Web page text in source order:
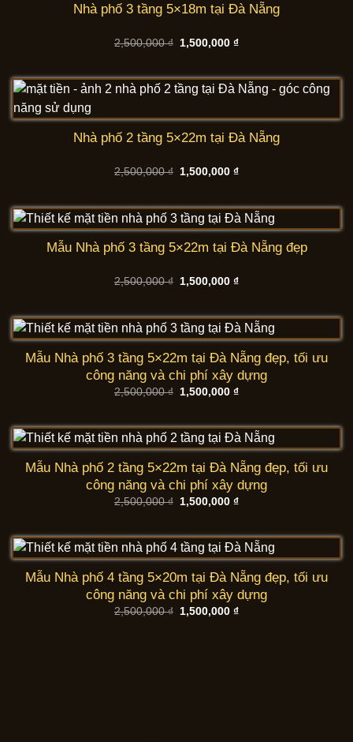
Nhà phố 3 tầng 5×18m tại Đà Nẵng
2,500,000₫
Giá
1,500,000₫Giá
1,500,000 ₫.
Nhà phố 2 tầng 5×22m tại Đà Nẵng
2,500,000₫
Giá
1,500,000₫Giá
1,500,000 ₫.
Mẫu Nhà phố 3 tầng 5×22m tại Đà Nẵng đẹp
2,500,000₫
Giá
1,500,000₫Giá
1,500,000 ₫.
Mẫu Nhà phố 3 tầng 5×22m tại Đà Nẵng đẹp, tối ưu
công năng và chi phí xây dựng
2,500,000₫
Giá
gốc
1,500,000₫Giá
1,500,000 ₫.
Mẫu Nhà phố 2 tầng 5×22m tại Đà Nẵng đẹp, tối ưu
công năng và chi phí xây dựng
2,500,000₫
Giá
1,500,000₫Giá
1,500,000 ₫.
Mẫu Nhà phố 4 tầng 5×20m tại Đà Nẵng đẹp, tối ưu
công năng và chi phí xây dựng
2,500,000₫
Giá
1,500,000₫Giá